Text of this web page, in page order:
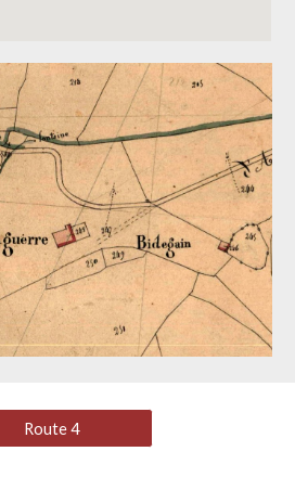
Route 4